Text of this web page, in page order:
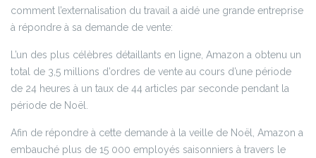
comment l’externalisation du travail a aidé une grande entreprise
à répondre à sa demande de vente:
L’un des plus célèbres détaillants en ligne, Amazon a obtenu un
total de 3,5 millions d’ordres de vente au cours d’une période
de 24 heures à un taux de 44 articles par seconde pendant la
période de Noël.
Afin de répondre à cette demande à la veille de Noël, Amazon a
embauché plus de 15 000 employés saisonniers à travers le